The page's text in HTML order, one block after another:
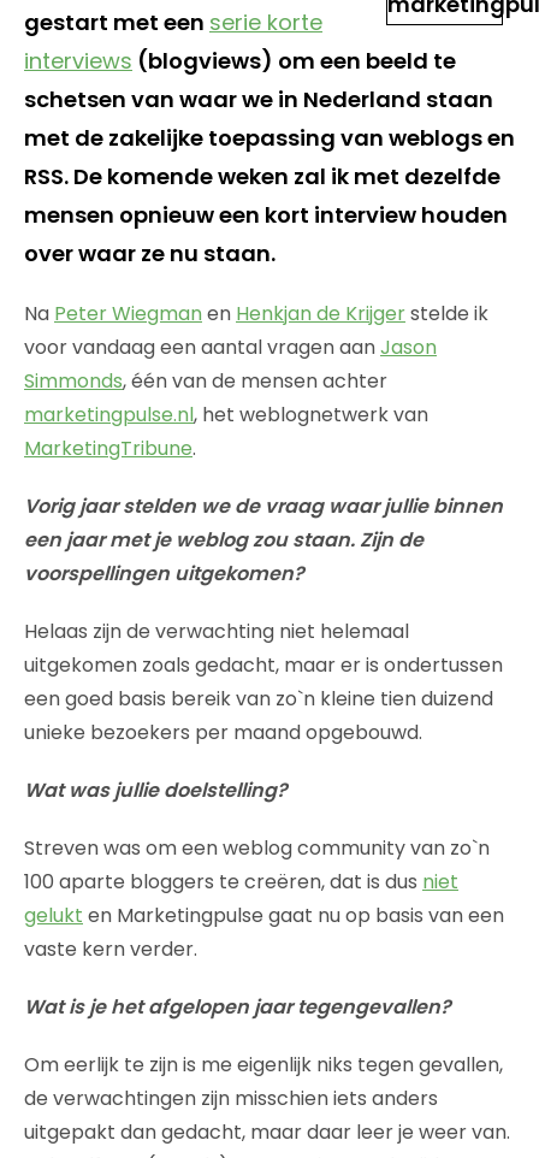
gestart met een serie korte
interviews (blogviews) om een beeld te
schetsen van waar we in Nederland staan
met de zakelijke toepassing van weblogs en
RSS. De komende weken zal ik met dezelfde
mensen opnieuw een kort interview houden
over waar ze nu staan.
Na Peter Wiegman en Henkjan de Krijgerstelde ik
voor vandaag een aantal vragen aanJason
Simmonds, één van de mensen achter
marketingpulse.nl, het weblognetwerk van
MarketingTribune.
Vorig jaar stelden we de vraag waar jullie binnen
een jaar met je weblog zou staan. Zijn de
voorspellingen uitgekomen?
Helaas zijn de verwachting niet helemaal
uitgekomen zoals gedacht, maar er is ondertussen
een goed basis bereik van zo`n kleine tien duizend
unieke bezoekers per maand opgebouwd.
Wat was jullie doelstelling?
Streven was om een weblog community van zo`n
100 aparte bloggers te creëren, dat is dus niet
gelukt en Marketingpulse gaat nu op basis van een
vaste kern verder.
Wat is je het afgelopen jaar tegengevallen?
Om eerlijk te zijn is me eigenlijk niks tegen gevallen,
de verwachtingen zijn misschien iets anders
uitgepakt dan gedacht, maar daar leer je weer van.